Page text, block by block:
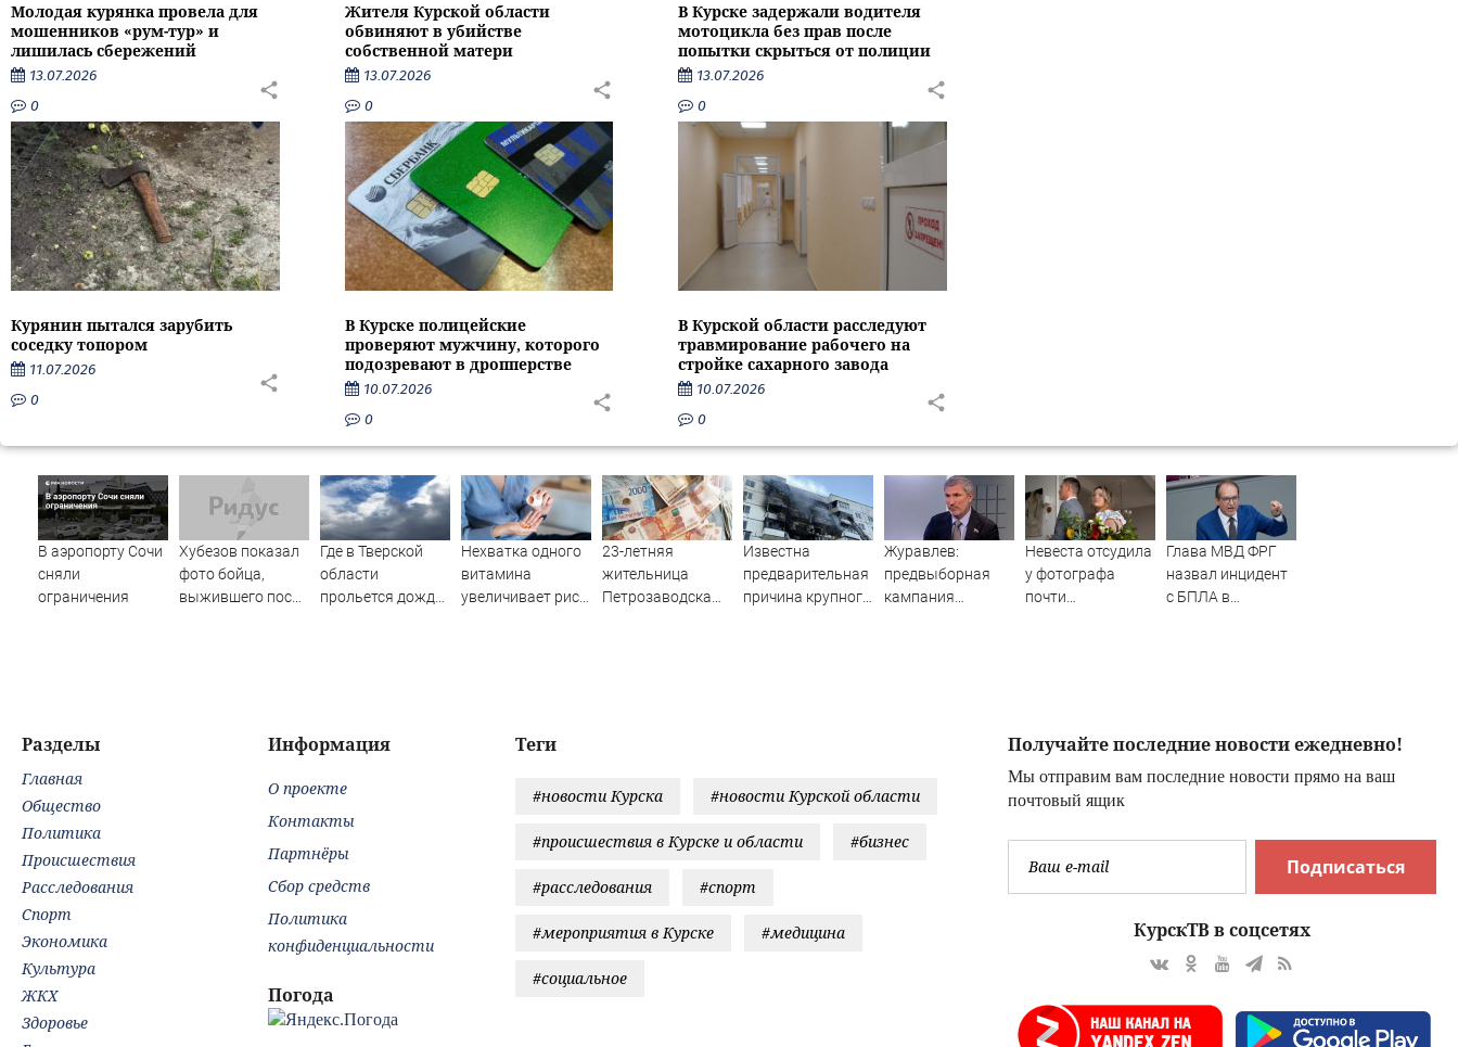
Молодая курянка провела для
мошенников «рум-тур» и
лишилась сбережений
13.07.2026
0
Жителя Курской области
обвиняют в убийстве
собственной матери
13.07.2026
0
В Курске задержали водителя
мотоцикла без прав после
попытки скрыться от полиции
13.07.2026
0
Курянин пытался зарубить
соседку топором
11.07.2026
0
В Курске полицейские
проверяют мужчину, которого
подозревают в дропперстве
10.07.2026
0
В Курской области расследуют
травмирование рабочего на
стройке сахарного завода
10.07.2026
0
В аэропорту Сочи
сняли
ограничения
Хубезов показал
фото бойца,
выжившего после
Где в Тверской
области
прольется дождь
Нехватка одного
витамина
увеличивает риск
23-летняя
жительница
Петрозаводска
Известна
предварительная
причина крупного
Журавлев:
предвыборная
кампания
Невеста отсудила
у фотографа
почти
Глава МВД ФРГ
назвал инцидент
с БПЛА в
Получайте последние новости ежедневно!
Мы отправим вам последние новости прямо на ваш
почтовый ящик
Подписаться
КурскТВ в соцсетях
Теги
#новости Курска #новости Курской области
#происшествия в Курске и области #бизнес
#расследования #спорт
#мероприятия в Курске #медицина
#социальное
Разделы
Главная
Общество
Политика
Происшествия
Расследования
Спорт
Экономика
Культура
ЖКХ
Здоровье
Информация
О проекте
Контакты
Партнёры
Сбор средств
Политика
конфиденциальности
Погода